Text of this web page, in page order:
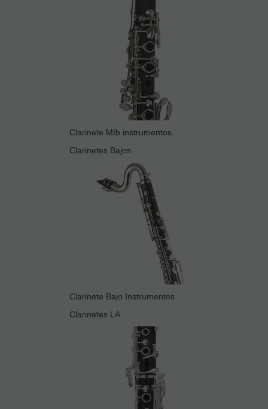
Clarinete MIb instrumentos
Clarinetes Bajos
Clarinete Bajo Instrumentos
Clarinetes LA